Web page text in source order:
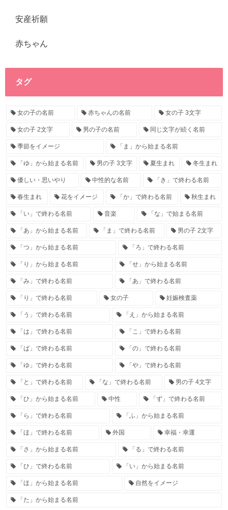
安産祈願
赤ちゃん
タグ
女の子の名前 赤ちゃんの名前 女の子 3文字
女の子 2文字 男の子の名前 同じ文字が続く名前
季節をイメージ 「ま」から始まる名前
「ゆ」から始まる名前 男の子 3文字 夏生まれ 冬生まれ
優しい・思いやり 中性的な名前 「き」で終わる名前
春生まれ 花をイメージ 「か」で終わる名前 秋生まれ
「い」で終わる名前 音楽 「な」で始まる名前
「あ」から始まる名前 「ま」で終わる名前 男の子 2文字
「つ」から始まる名前 「ろ」で終わる名前
「り」から始まる名前 「せ」から始まる名前
「み」で終わる名前 「あ」で終わる名前
「り」で終わる名前 女の子 妊娠検査薬
「う」で終わる名前 「え」から始まる名前
「は」で終わる名前 「こ」で終わる名前
「ば」で終わる名前 「の」で終わる名前
「ゆ」で終わる名前 「や」で終わる名前
「と」で終わる名前 「な」で終わる名前 男の子 4文字
「ひ」から始まる名前 中性 「ず」で終わる名前
「ら」で終わる名前 「ふ」から始まる名前
「ほ」で終わる名前 外国 幸福・幸運
「さ」から始まる名前 「る」で終わる名前
「ひ」で終わる名前 「い」から始まる名前
「ほ」から始まる名前 自然をイメージ
「た」から始まる名前